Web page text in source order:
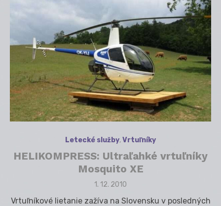
Letecké služby,Vrtuľníky
HELIKOMPRESS: Ultraľahké vrtuľníky
Mosquito XE
Posted
1. 12. 2010
Vrtuľníkové lietanie zažíva na Slovensku v posledných